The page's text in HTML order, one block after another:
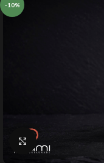
-10%
Klik for at forstørre